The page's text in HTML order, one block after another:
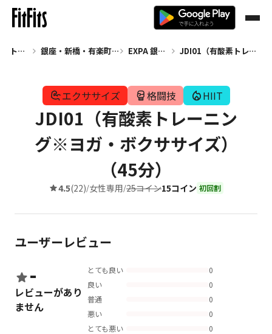
トップ 銀座・新橋・有楽町 エクササイズ EXPA 銀座店 JDI01（有酸素トレーニング※ヨガ・ボクササイズ）（45分）
エクササイズ 格闘技 HIIT
JDI01（有酸素トレーニン
グ※ヨガ・ボクササイズ）
（45分）
4.5(22)/女性専用/25コイン15コイン 初回割
ユーザーレビュー
-
レビューがあり
ません
とても良い
0
良い
0
普通
0
悪い
0
とても悪い
0